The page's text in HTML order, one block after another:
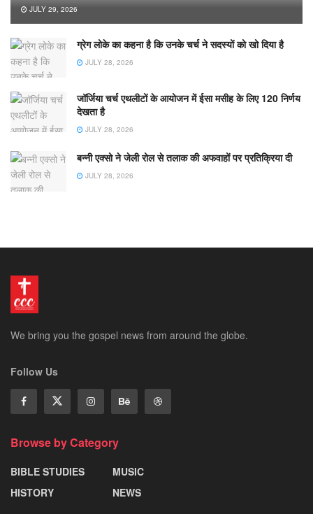
JULY 29, 2026
ग्रेग लोके का कहना है कि उनके चर्च ने सदस्यों को खो दिया है
JULY 28, 2026
जॉर्जिया चर्च एथलीटों के आयोजन में ईसा मसीह के लिए 120 निर्णय
देखता है
JULY 28, 2026
बन्नी एक्सो ने जेली रोल से तलाक की अफवाहों पर प्रतिक्रिया दी
JULY 28, 2026
We bring you the gospel news from around the globe.
Follow Us
Browse by Category
BIBLE STUDIES
HISTORY
MUSIC
NEWS